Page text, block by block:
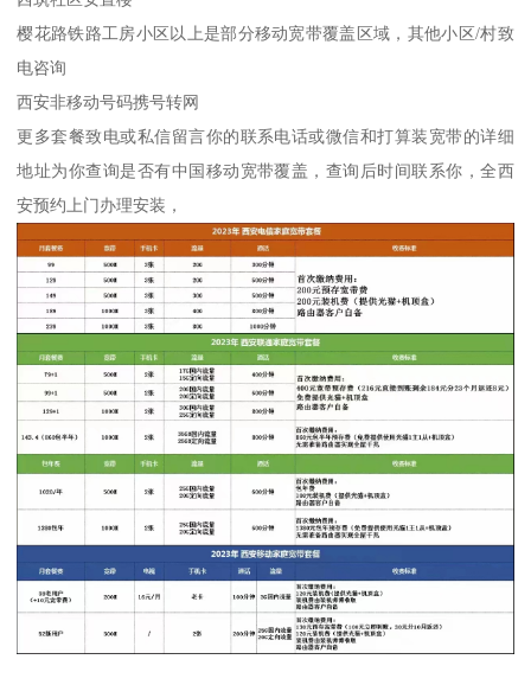
樱花路铁路工房小区以上是部分移动宽带覆盖区域，其他小区/村致
电咨询
西安非移动号码携号转网
更多套餐致电或私信留言你的联系电话或微信和打算装宽带的详细
地址为你查询是否有中国移动宽带覆盖，查询后时间联系你，全西
安预约上门办理安装，